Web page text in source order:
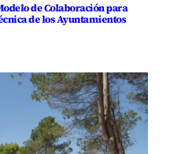
de Colaboración para
de los Ayuntamientos